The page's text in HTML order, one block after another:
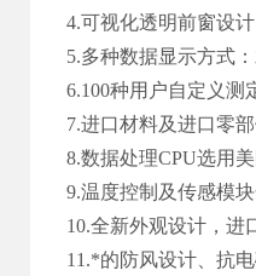
4.可视化透明前窗设
5.多种数据显示方式
6.100种用户自定义测
7.进口材料及进口零
8.数据处理CPU选用
9.温度控制及传感模
10.全新外观设计，进
11.*的防风设计、抗